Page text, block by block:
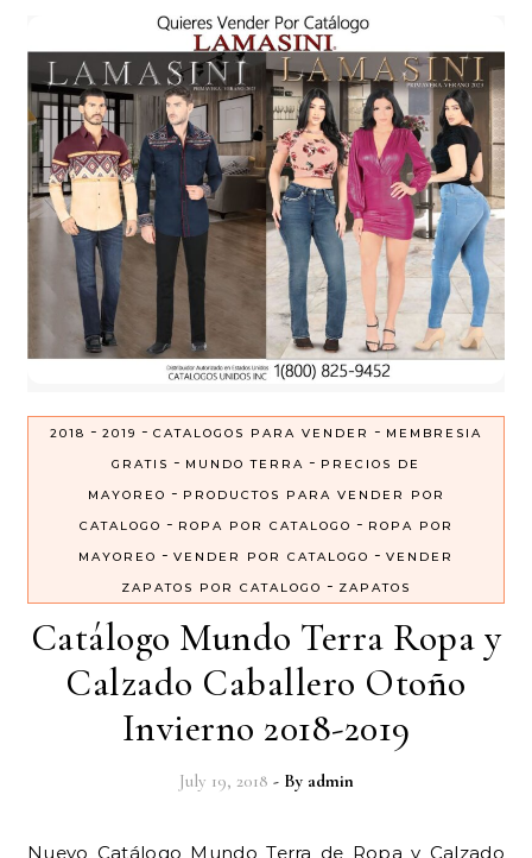
2018 - 2019 - CATALOGOS PARA VENDER - MEMBRESIA
GRATIS - MUNDO TERRA - PRECIOS DE
MAYOREO - PRODUCTOS PARA VENDER POR
CATALOGO - ROPA POR CATALOGO - ROPA POR
MAYOREO - VENDER POR CATALOGO - VENDER
ZAPATOS POR CATALOGO - ZAPATOS
Catálogo Mundo Terra Ropa y
Calzado Caballero Otoño
Invierno 2018-2019
July 19, 2018 - By admin
Nuevo Catálogo Mundo Terra de Ropa y Calzado